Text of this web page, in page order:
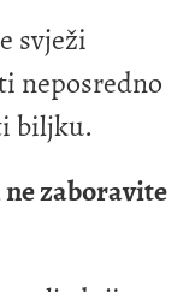
svježi
neposredno
biljku.
zaboravite